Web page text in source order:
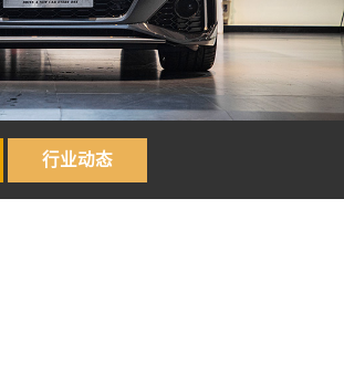
行业动态